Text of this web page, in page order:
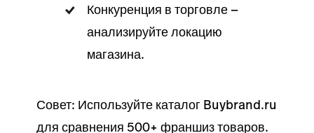
Конкуренция в торговле —
анализируйте локацию
магазина.
Совет: Используйте каталог Buybrand.ru
для сравнения 500+ франшиз товаров.